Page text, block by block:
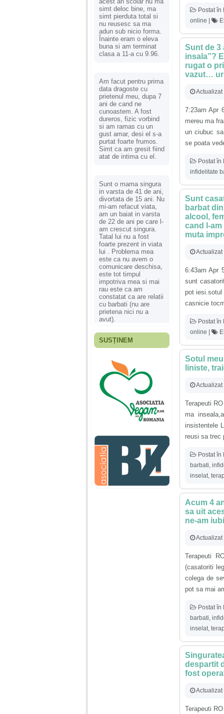
simt deloc bine, ma
simt pierduta total si
nu reusesc sa ma
adun sub nicio forma.
Înainte eram o eleva
buna si am terminat
clasa a 11-a cu 9.96.
Am facut pentru prima
data dragoste cu
prietenul meu, dupa 7
ani de cand ne
cunoastem. A fost
dureros, fizic vorbind
si am ramas cu un
gust amar, desi el s-a
purtat foarte frumos.
Simt ca am gresit fiind
atat de intima cu el.
Sunt o mama singura
in varsta de 41 de ani,
divortata de 15 ani. Nu
mi-am refacut viata,
am un baiat in varsta
de 22 de ani pe care l-
am crescut singura.
Tatal lui nu a fost
foarte prezent in viata
lui . Problema mea
este ca nu avem o
comunicare deschisa,
este tot timpul
impotriva mea si mai
rau este ca am
constatat ca are relatii
cu barbati (nu are
prietena nici nu a
avut).
Fiica mea s-a nascut
ani, privind in urma
realizez cat de multe
greseli am facut in
educatia si cresterea
ei, am fost o mama
egoista, preocupata
de implinirea
profesionala, cand ea
era mica am neglijat-
agresiva, orice
greseala era taxata cu
o palma sau pedepse.
De 4 ani am o relatie
serioasa cu un barbat
SUSȚINEM
Postat în
online |
Sunt de 3
insala”?
rugat o
vazut…
7:23am Apr
mereu ma
un ciubuc
se poata
Postat în
infidelitate
Sunt
barbat
alcool,
cand l-
muta
6:43am Apr
sunt
pot iesi.sotul
casnicie
Postat în
online |
Sotul
liniste,
Terapeuti
ma
insistentele
reusi sa trec
Postat în
barbati
inselat
Acum 4
sa uit
ne-am
Terapeuti
(casatoriti
colega de
pot sa mai
Postat în
barbati
inselat
despartit
fost
Terapeuti